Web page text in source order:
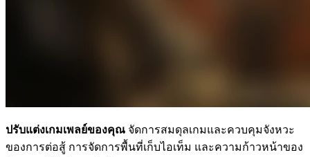
ปรับแต่งเกมเพลย์ของคุณ จัดการสมดุลเกมและควบคุมจังหวะ
ของการต่อสู้ การจัดการพื้นที่เก็บไอเท็ม และความก้าวหน้าของ